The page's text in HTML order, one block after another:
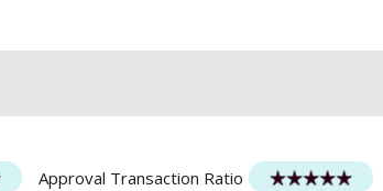
Approval Transaction Ratio